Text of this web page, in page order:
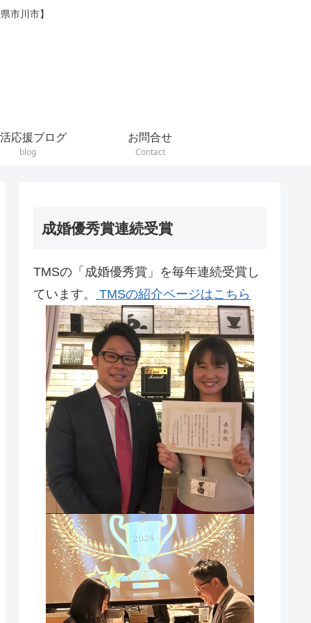
市川市】
応援ブログ
blog
お問合せ
Contact
成婚優秀賞連続受賞
TMSの「成婚優秀賞」を毎年連続受賞し
ています。
TMSの紹介ページはこちら